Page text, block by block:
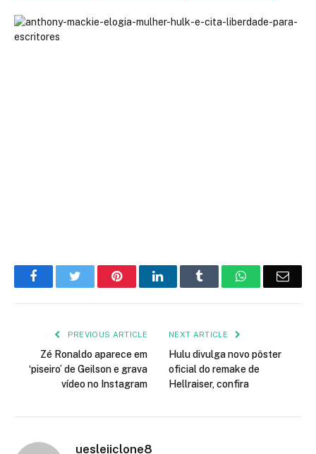
FacebookTwitter PinterestLinkedIn Tumblr WhatsApp
PREVIOUS ARTICLE
Zé Ronaldo aparece em
‘piseiro’ de Geilson e grava
vídeo no Instagram
NEXT ARTICLE
Hulu divulga novo pôster
oficial do remake de
Hellraiser, confira
uesleiiclone8